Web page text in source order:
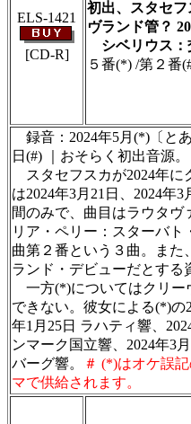
ELS-1421
[CD-R]
初出、スタセ
ヴランド管？
シベリウス：
５番(*) /第２番
録音：2024年5月(*)〔と
日(#) ｜おそらく初出音源。
スタセフスカが2024年に
は2024年3月21日、2024年3
間のみで、曲目はラウタヴ
リア・ペリー：スターバ
曲第２番という３曲。また
ランド・デビューだとする
一方(*)についてはクリー
できない。彼女による(*)の
年1月25日 ラハティ響、
ンマーク国立響、2024年3
バーグ響。
＃ (*)はオケ誤
マで供給されます。